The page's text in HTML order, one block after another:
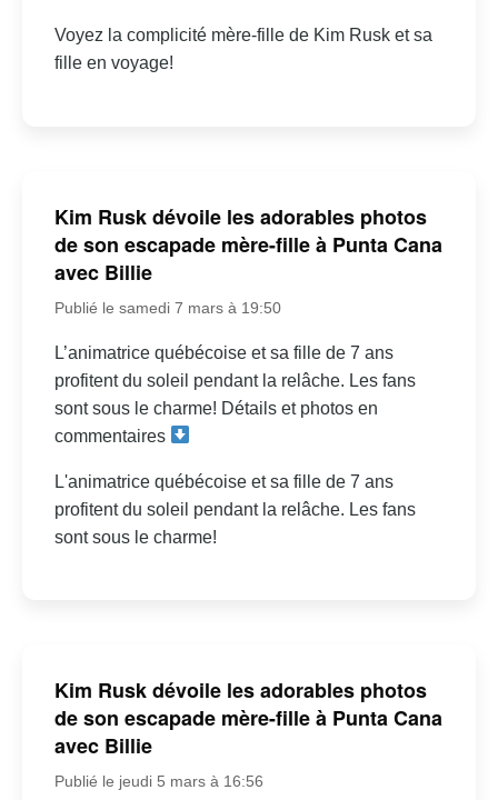
Voyez la complicité mère-fille de Kim Rusk et sa
fille en voyage!
Kim Rusk dévoile les adorables photos
de son escapade mère-fille à Punta Cana
avec Billie
Publié le samedi 7 mars à 19:50
L’animatrice québécoise et sa fille de 7 ans
profitent du soleil pendant la relâche. Les fans
sont sous le charme! Détails et photos en
commentaires
L'animatrice québécoise et sa fille de 7 ans
profitent du soleil pendant la relâche. Les fans
sont sous le charme!
Kim Rusk dévoile les adorables photos
de son escapade mère-fille à Punta Cana
avec Billie
Publié le jeudi 5 mars à 16:56